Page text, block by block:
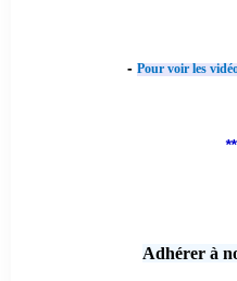
- Pour voir les
Adhérer à